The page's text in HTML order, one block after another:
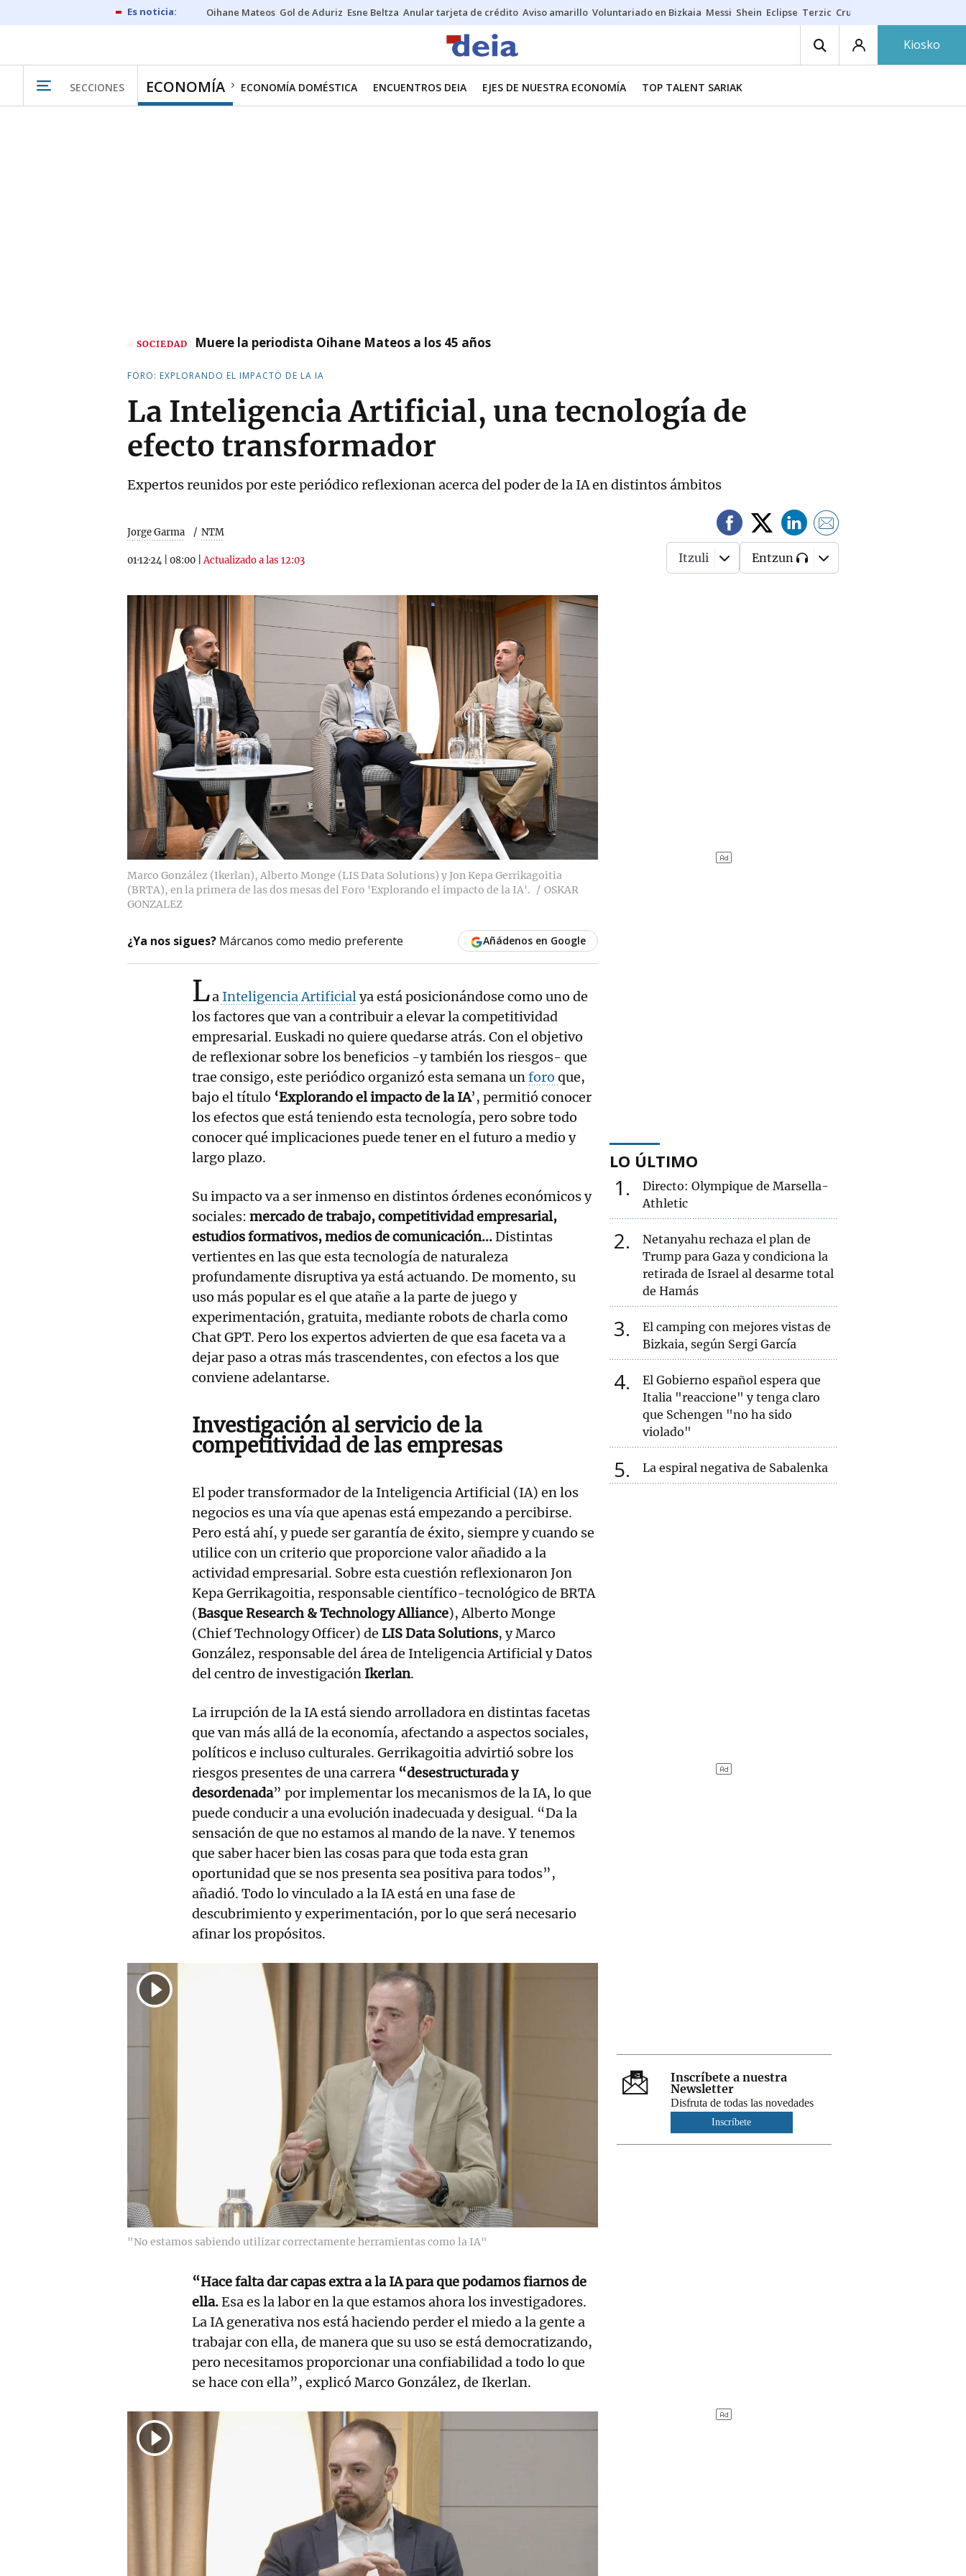
Oihane Mateos Gol de Aduriz Esne Beltza Anular tarjeta de crédito Aviso amarillo Voluntariado en Bizkaia Messi Shein Eclipse Terzic Cruz Gorbeia
Kiosko
SECCIONES ECONOMÍA ECONOMÍA DOMÉSTICA ENCUENTROS DEIA EJES DE NUESTRA ECONOMÍA TOP TALENT SARIAK
SOCIEDAD Muere la periodista Oihane Mateos a los 45 años
FORO: EXPLORANDO EL IMPACTO DE LA IA
La Inteligencia Artificial, una tecnología de
efecto transformador
Expertos reunidos por este periódico reflexionan acerca del poder de la IA en distintos ámbitos
Jorge Garma NTM
01·12·24 08:00 |Actualizado a las 12:03 Itzuli Entzun
Marco González (Ikerlan), Alberto Monge (LIS Data Solutions) y Jon Kepa Gerrikagoitia
(BRTA), en la primera de las dos mesas del Foro 'Explorando el impacto de la IA'.
OSKAR
GONZALEZ
¿Ya nos sigues? Márcanos como medio preferente Añádenos en Google
La Inteligencia Artificialya está posicionándose como uno de
los factores que van a contribuir a elevar la competitividad
empresarial. Euskadi no quiere quedarse atrás. Con el objetivo
de reflexionar sobre los beneficios -y también los riesgos- que
trae consigo, este periódico organizó esta semana unforo que,
bajo el título ‘Explorando el impacto de la IA’, permitió conocer
los efectos que está teniendo esta tecnología, pero sobre todo
conocer qué implicaciones puede tener en el futuro a medio y
largo plazo.
Su impacto va a ser inmenso en distintos órdenes económicos y
sociales: mercado de trabajo, competitividad empresarial,
estudios formativos, medios de comunicación...Distintas
vertientes en las que esta tecnología de naturaleza
profundamente disruptiva ya está actuando. De momento, su
uso más popular es el que atañe a la parte de juego y
experimentación, gratuita, mediante robots de charla como
Chat GPT. Pero los expertos advierten de que esa faceta va a
dejar paso a otras más trascendentes, con efectos a los que
conviene adelantarse.
Investigación al servicio de la
competitividad de las empresas
El poder transformador de la Inteligencia Artificial (IA) en los
negocios es una vía que apenas está empezando a percibirse.
Pero está ahí, y puede ser garantía de éxito, siempre y cuando se
utilice con un criterio que proporcione valor añadido a la
actividad empresarial. Sobre esta cuestión reflexionaron Jon
Kepa Gerrikagoitia, responsable científico-tecnológico de BRTA
(Basque Research & Technology Alliance), Alberto Monge
(Chief Technology Officer) de LIS Data Solutions, y Marco
González, responsable del área de Inteligencia Artificial y Datos
del centro de investigación Ikerlan.
La irrupción de la IA está siendo arrolladora en distintas facetas
que van más allá de la economía, afectando a aspectos sociales,
políticos e incluso culturales. Gerrikagoitia advirtió sobre los
riesgos presentes de una carrera “desestructurada y
desordenada” por implementar los mecanismos de la IA, lo que
puede conducir a una evolución inadecuada y desigual. “Da la
sensación de que no estamos al mando de la nave. Y tenemos
que saber hacer bien las cosas para que toda esta gran
oportunidad que se nos presenta sea positiva para todos”,
añadió. Todo lo vinculado a la IA está en una fase de
descubrimiento y experimentación, por lo que será necesario
afinar los propósitos.
"No estamos sabiendo utilizar correctamente herramientas como la IA"
“Hace falta dar capas extra a la IA para que podamos fiarnos de
ella.Esa es la labor en la que estamos ahora los investigadores.
La IA generativa nos está haciendo perder el miedo a la gente a
trabajar con ella, de manera que su uso se está democratizando,
pero necesitamos proporcionar una confiabilidad a todo lo que
se hace con ella”, explicó Marco González, de Ikerlan.
LO ÚLTIMO
1
Directo: Olympique de Marsella-
Athletic
2
Netanyahu rechaza el plan de
Trump para Gaza y condiciona la
retirada de Israel al desarme total
de Hamás
3
El camping con mejores vistas de
Bizkaia, según Sergi García
4
El Gobierno español espera que
Italia "reaccione" y tenga claro
que Schengen "no ha sido
violado"
5 La espiral negativa de Sabalenka
Inscríbete a nuestra
Newsletter
Disfruta de todas las novedades
Inscríbete